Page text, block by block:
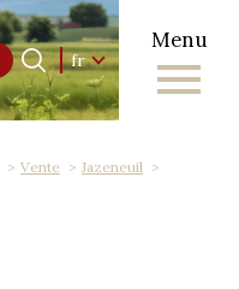
Menu
Langue
fr
0 Langue
fr
Vente
Jazeneuil